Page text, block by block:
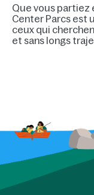
Que vous partiez
Center Parcs est
ceux qui
et sans longs